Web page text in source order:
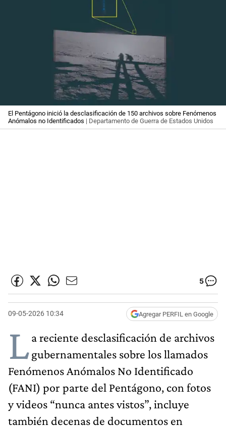
El Pentágono inició la desclasificación de 150 archivos sobre Fenómenos
Anómalos no Identificados | Departamento de Guerra de Estados Unidos
5
09-05-2026 10:34 Agregar PERFIL en Google
La reciente desclasificación de archivos
gubernamentales sobre los llamados
Fenómenos Anómalos No Identificado
(FANI) por parte del Pentágono, con fotos
y videos “nunca antes vistos”, incluye
también decenas de documentos en